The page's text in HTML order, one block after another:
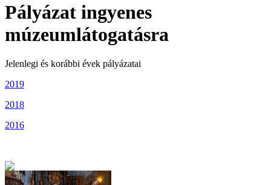
Pályázat ingyenes
múzeumlátogatásra
Jelenlegi és korábbi évek pályázatai
2019
2018
2016